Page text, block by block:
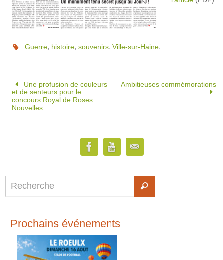
Guerre, histoire,souvenirs,Ville-sur-Haine.
Une profusion de couleurs
et de senteurs pour le
concours Royal de Roses
Nouvelles
Ambitieuses commémorations
Prochains événements